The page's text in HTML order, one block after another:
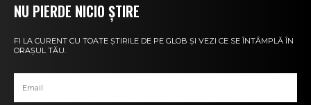
NU PIERDE NICIO ȘTIRE
FI LA CURENT CU TOATE ȘTIRILE DE PE GLOB ȘI VEZI CE SE ÎNTÂMPLĂ ÎN
ORAȘUL TĂU.